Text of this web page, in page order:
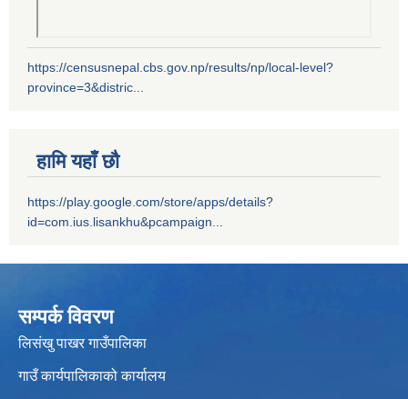
https://censusnepal.cbs.gov.np/results/np/local-level?
province=3&distric...
हामि यहाँ छौ
https://play.google.com/store/apps/details?
id=com.ius.lisankhu&pcampaign...
सम्पर्क विवरण
लिसंखु पाखर गाउँपालिका
गाउँ कार्यपालिकाको कार्यालय